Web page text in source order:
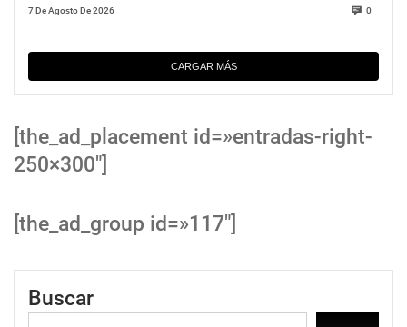
7 De Agosto De 2026 0
CARGAR MÁS
[the_ad_placement id=»entradas-right-
250×300″]
[the_ad_group id=»117″]
Buscar